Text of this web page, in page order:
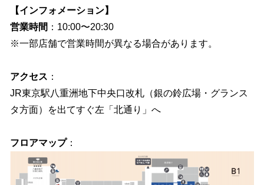
【インフォメーション】
営業時間 ：10:00〜20:30
※一部店舗で営業時間が異なる場合があります。
アクセス ：
JR東京駅八重洲地下中央口改札（銀の鈴広場・グランス
タ方面）を出てすぐ左「北通り」へ
フロアマップ：